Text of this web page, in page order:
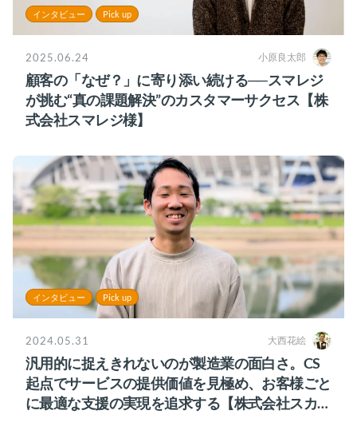
インタビュー Pick up
2025.06.24 小原良太郎
顧客の「なぜ？」に寄り添い続ける──スマレジ
が挑む“真の課題解決”のカスタマーサクセス【株
式会社スマレジ様】
インタビュー Pick up
2024.05.31 大西花絵
汎用的に捉えきれないのが製造業の面白さ。CS
起点でサービスの提供価値を見極め、お客様ごと
に最適な支援の実現を追求する【株式会社スカイ